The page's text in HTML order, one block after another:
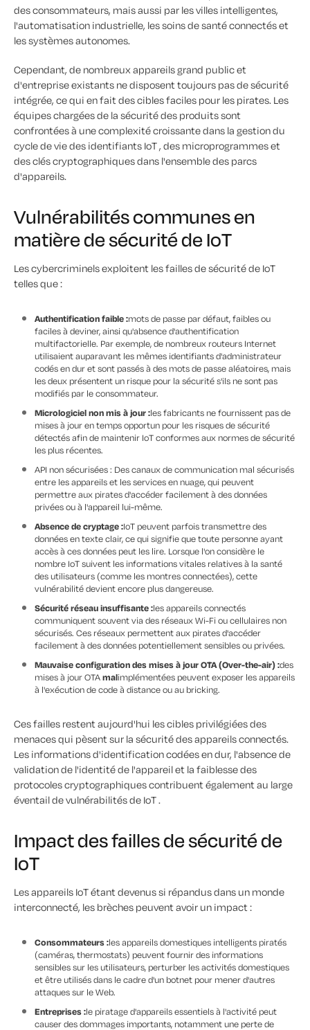
des consommateurs, mais aussi par les villes intelligentes,
l'automatisation industrielle, les soins de santé connectés et
les systèmes autonomes.
Cependant, de nombreux appareils grand public et
d'entreprise existants ne disposent toujours pas de sécurité
intégrée, ce qui en fait des cibles faciles pour les pirates. Les
équipes chargées de la sécurité des produits sont
confrontées à une complexité croissante dans la gestion du
cycle de vie des identifiants IoT , des microprogrammes et
des clés cryptographiques dans l'ensemble des parcs
d'appareils.
Vulnérabilités communes en
matière de sécurité de IoT
Les cybercriminels exploitent les failles de sécurité de IoT
telles que :
Authentification faible :mots de passe par défaut, faibles ou
faciles à deviner, ainsi qu'absence d'authentification
multifactorielle. Par exemple, de nombreux routeurs Internet
utilisaient auparavant les mêmes identifiants d'administrateur
codés en dur et sont passés à des mots de passe aléatoires, mais
les deux présentent un risque pour la sécurité s'ils ne sont pas
modifiés par le consommateur.
Micrologiciel non mis à jour :les fabricants ne fournissent pas de
mises à jour en temps opportun pour les risques de sécurité
détectés afin de maintenir IoT conformes aux normes de sécurité
les plus récentes.
API non sécurisées : Des canaux de communication mal sécurisés
entre les appareils et les services en nuage, qui peuvent
permettre aux pirates d'accéder facilement à des données
privées ou à l'appareil lui-même.
Absence de cryptage :IoT peuvent parfois transmettre des
données en texte clair, ce qui signifie que toute personne ayant
accès à ces données peut les lire. Lorsque l'on considère le
nombre IoT suivent les informations vitales relatives à la santé
des utilisateurs (comme les montres connectées), cette
vulnérabilité devient encore plus dangereuse.
Sécurité réseau insuffisante :les appareils connectés
communiquent souvent via des réseaux Wi-Fi ou cellulaires non
sécurisés. Ces réseaux permettent aux pirates d'accéder
facilement à des données potentiellement sensibles ou privées.
Mauvaise configuration des mises à jour OTA (Over-the-air) :des
mises à jour OTAmalimplémentées peuvent exposer les appareils
à l'exécution de code à distance ou au bricking.
Ces failles restent aujourd'hui les cibles privilégiées des
menaces qui pèsent sur la sécurité des appareils connectés.
Les informations d'identification codées en dur, l'absence de
validation de l'identité de l'appareil et la faiblesse des
protocoles cryptographiques contribuent également au large
éventail de vulnérabilités de IoT .
Impact des failles de sécurité de
IoT
Les appareils IoT étant devenus si répandus dans un monde
interconnecté, les brèches peuvent avoir un impact :
Consommateurs :les appareils domestiques intelligents piratés
(caméras, thermostats) peuvent fournir des informations
sensibles sur les utilisateurs, perturber les activités domestiques
et être utilisés dans le cadre d'un botnet pour mener d'autres
attaques sur le Web.
Entreprises :le piratage d'appareils essentiels à l'activité peut
causer des dommages importants, notamment une perte de